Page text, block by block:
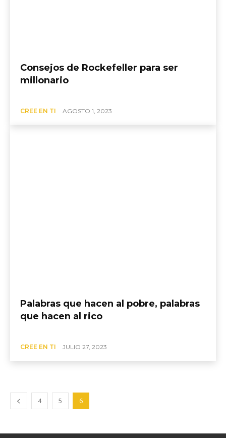
Consejos de Rockefeller para ser
millonario
CREE EN TI AGOSTO 1, 2023
Palabras que hacen al pobre, palabras
que hacen al rico
CREE EN TI JULIO 27, 2023
4 5 6